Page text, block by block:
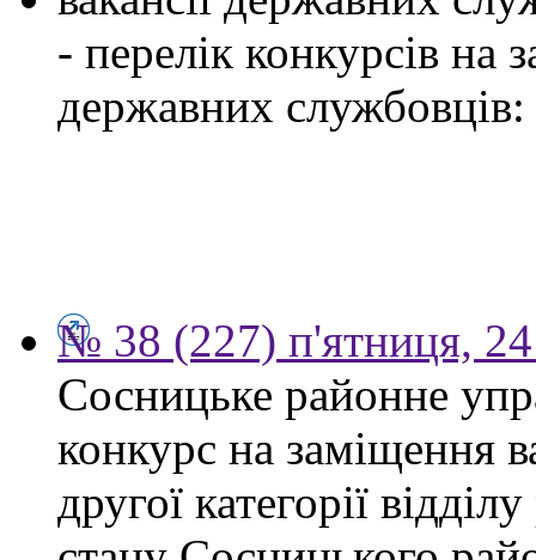
- перелік конкурсів на
державних службовців:
№ 38 (227) п'ятниця, 24
Сосницьке районне
конкурс на заміщення
другої категорії